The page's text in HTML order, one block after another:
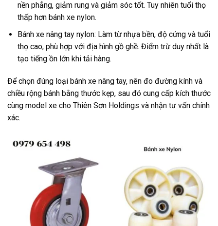
nền phẳng, giảm rung và giảm sóc tốt. Tuy nhiên tuổi thọ
thấp hơn bánh xe nylon.
Bánh xe nâng tay nylon: Làm từ nhựa bền, độ cứng và tuổi
thọ cao, phù hợp với địa hình gồ ghề. Điểm trừ duy nhất là
tạo tiếng ồn lớn khi tải hàng.
Để chọn đúng loại bánh xe nâng tay, nên đo đường kính và
chiều rộng bánh bằng thước kẹp, sau đó cung cấp kích thước
cùng model xe cho Thiên Sơn Holdings và nhận tư vấn chính
xác.